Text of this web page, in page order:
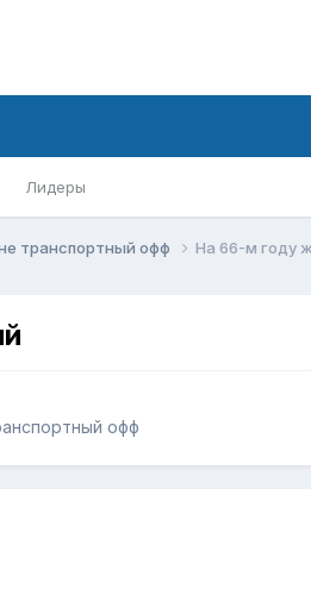
Лидеры
транспортный офф На 66-м году
офф